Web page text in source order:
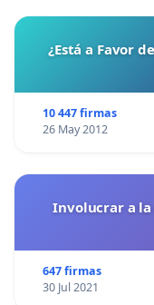
¿Está a Favor
10 447 firmas
26 May 2012
Involucrar a la
647 firmas
30 Jul 2021